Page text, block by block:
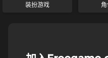
装扮游戏